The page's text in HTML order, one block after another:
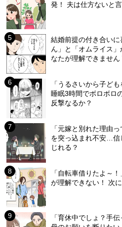
発！ 夫は仕方ないと
結婚前提の付き合い
ん」と「オムライス
なたが理解できません
「うるさいから子ど
睡眠3時間でボロボロ
反撃なるか？
「元嫁と別れた理由
を突っ込まれ不安…信
じれる？
「自転車借りたよ～
が理解できない！ 次
「育休中でしょ？手